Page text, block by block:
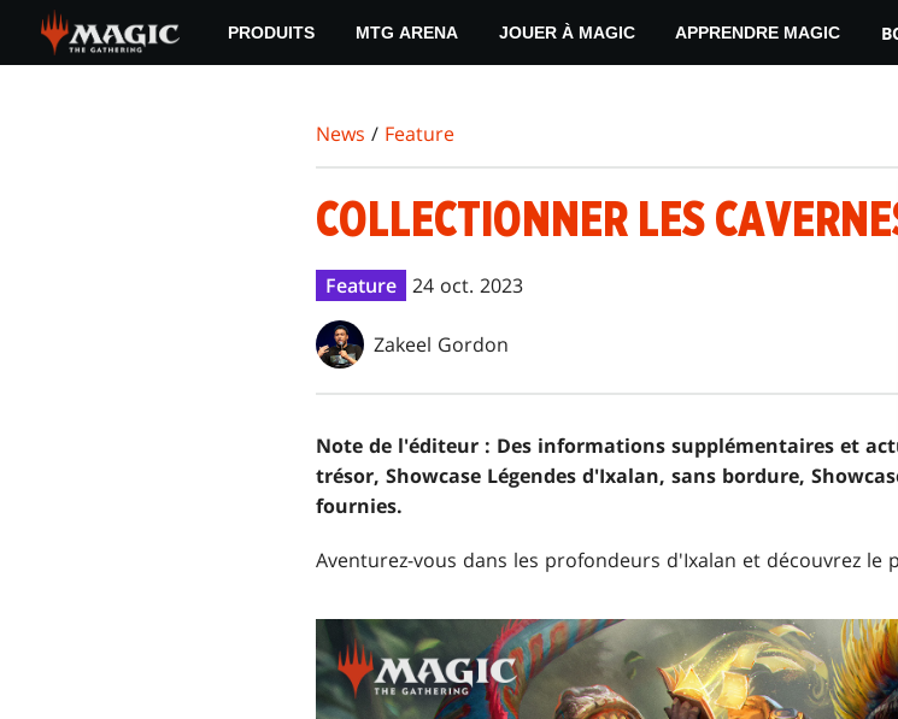
main
PRODUITS MTG ARENA JOUER À MAGIC APPRENDRE MAGIC
News / Feature
COLLECTIONNER LES
Feature 24 oct. 2023
Zakeel Gordon
Note de l'éditeur : Des informations supplémentaires et
trésor, Showcase Légendes d'Ixalan, sans bordure,
fournies.
Aventurez-vous dans les profondeurs d'Ixalan et découvrez le